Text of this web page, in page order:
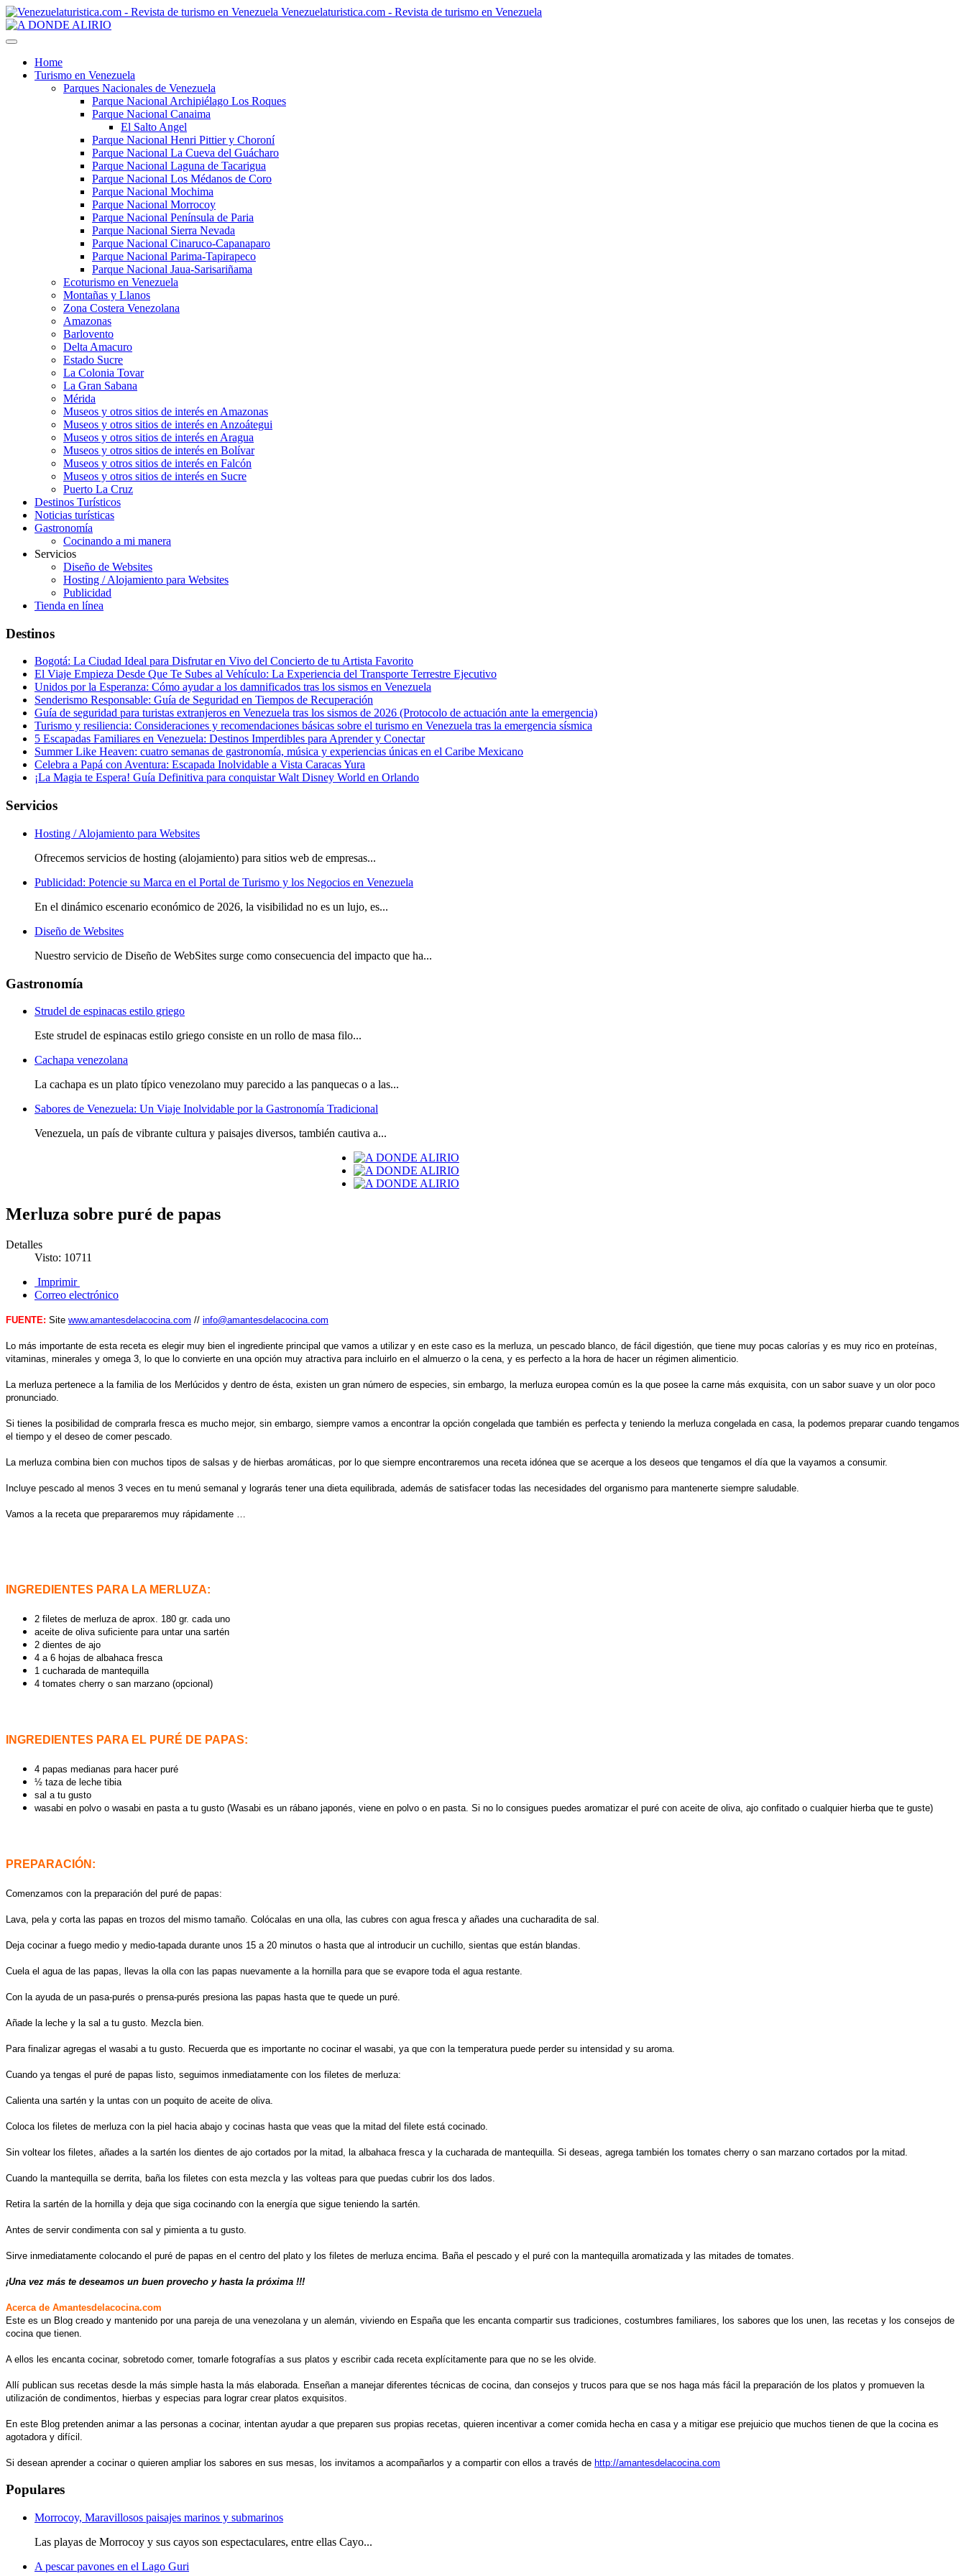
Venezuelaturistica.com - Revista de turismo en Venezuela
Home
Turismo en Venezuela
Parques Nacionales de Venezuela
Parque Nacional Archipiélago Los Roques
Parque Nacional Canaima
El Salto Angel
Parque Nacional Henri Pittier y Choroní
Parque Nacional La Cueva del Guácharo
Parque Nacional Laguna de Tacarigua
Parque Nacional Los Médanos de Coro
Parque Nacional Mochima
Parque Nacional Morrocoy
Parque Nacional Península de Paria
Parque Nacional Sierra Nevada
Parque Nacional Cinaruco-Capanaparo
Parque Nacional Parima-Tapirapeco
Parque Nacional Jaua-Sarisariñama
Ecoturismo en Venezuela
Montañas y Llanos
Zona Costera Venezolana
Amazonas
Barlovento
Delta Amacuro
Estado Sucre
La Colonia Tovar
La Gran Sabana
Mérida
Museos y otros sitios de interés en Amazonas
Museos y otros sitios de interés en Anzoátegui
Museos y otros sitios de interés en Aragua
Museos y otros sitios de interés en Bolívar
Museos y otros sitios de interés en Falcón
Museos y otros sitios de interés en Sucre
Puerto La Cruz
Destinos Turísticos
Noticias turísticas
Gastronomía
Cocinando a mi manera
Servicios
Diseño de Websites
Hosting / Alojamiento para Websites
Publicidad
Tienda en línea
Destinos
Bogotá: La Ciudad Ideal para Disfrutar en Vivo del Concierto de tu Artista Favorito
El Viaje Empieza Desde Que Te Subes al Vehículo: La Experiencia del Transporte Terrestre Ejecutivo
Unidos por la Esperanza: Cómo ayudar a los damnificados tras los sismos en Venezuela
Senderismo Responsable: Guía de Seguridad en Tiempos de Recuperación
Guía de seguridad para turistas extranjeros en Venezuela tras los sismos de 2026 (Protocolo de actuación ante la emergencia)
Turismo y resiliencia: Consideraciones y recomendaciones básicas sobre el turismo en Venezuela tras la emergencia sísmica
5 Escapadas Familiares en Venezuela: Destinos Imperdibles para Aprender y Conectar
Summer Like Heaven: cuatro semanas de gastronomía, música y experiencias únicas en el Caribe Mexicano
Celebra a Papá con Aventura: Escapada Inolvidable a Vista Caracas Yura
¡La Magia te Espera! Guía Definitiva para conquistar Walt Disney World en Orlando
Servicios
Hosting / Alojamiento para Websites
Ofrecemos servicios de hosting (alojamiento) para sitios web de empresas...
Publicidad: Potencie su Marca en el Portal de Turismo y los Negocios en Venezuela
En el dinámico escenario económico de 2026, la visibilidad no es un lujo, es...
Diseño de Websites
Nuestro servicio de Diseño de WebSites surge como consecuencia del impacto que ha...
Gastronomía
Strudel de espinacas estilo griego
Este strudel de espinacas estilo griego consiste en un rollo de masa filo...
Cachapa venezolana
La cachapa es un plato típico venezolano muy parecido a las panquecas o a las...
Sabores de Venezuela: Un Viaje Inolvidable por la Gastronomía Tradicional
Venezuela, un país de vibrante cultura y paisajes diversos, también cautiva a...
Merluza sobre puré de papas
Detalles
Visto: 10711
Imprimir
Correo electrónico
FUENTE: Site www.amantesdelacocina.com // info@amantesdelacocina.com
Lo más importante de esta receta es elegir muy bien el ingrediente principal que vamos a utilizar y en este caso es la merluza, un pescado blanco, de fácil digestión, que tiene muy pocas calorías y es muy rico en proteínas,
vitaminas, minerales y omega 3, lo que lo convierte en una opción muy atractiva para incluirlo en el almuerzo o la cena, y es perfecto a la hora de hacer un régimen alimenticio.
La merluza pertenece a la familia de los Merlúcidos y dentro de ésta, existen un gran número de especies, sin embargo, la merluza europea común es la que posee la carne más exquisita, con un sabor suave y un olor poco
pronunciado.
Si tienes la posibilidad de comprarla fresca es mucho mejor, sin embargo, siempre vamos a encontrar la opción congelada que también es perfecta y teniendo la merluza congelada en casa, la podemos preparar cuando tengamos
el tiempo y el deseo de comer pescado.
La merluza combina bien con muchos tipos de salsas y de hierbas aromáticas, por lo que siempre encontraremos una receta idónea que se acerque a los deseos que tengamos el día que la vayamos a consumir.
Incluye pescado al menos 3 veces en tu menú semanal y lograrás tener una dieta equilibrada, además de satisfacer todas las necesidades del organismo para mantenerte siempre saludable.
Vamos a la receta que prepararemos muy rápidamente …
INGREDIENTES PARA LA MERLUZA:
2 filetes de merluza de aprox. 180 gr. cada uno
aceite de oliva suficiente para untar una sartén
2 dientes de ajo
4 a 6 hojas de albahaca fresca
1 cucharada de mantequilla
4 tomates cherry o san marzano (opcional)
INGREDIENTES PARA EL PURÉ DE PAPAS:
4 papas medianas para hacer puré
½ taza de leche tibia
sal a tu gusto
wasabi en polvo o wasabi en pasta a tu gusto (Wasabi es un rábano japonés, viene en polvo o en pasta. Si no lo consigues puedes aromatizar el puré con aceite de oliva, ajo confitado o cualquier hierba que te guste)
PREPARACIÓN:
Comenzamos con la preparación del puré de papas:
Lava, pela y corta las papas en trozos del mismo tamaño. Colócalas en una olla, las cubres con agua fresca y añades una cucharadita de sal.
Deja cocinar a fuego medio y medio-tapada durante unos 15 a 20 minutos o hasta que al introducir un cuchillo, sientas que están blandas.
Cuela el agua de las papas, llevas la olla con las papas nuevamente a la hornilla para que se evapore toda el agua restante.
Con la ayuda de un pasa-purés o prensa-purés presiona las papas hasta que te quede un puré.
Añade la leche y la sal a tu gusto. Mezcla bien.
Para finalizar agregas el wasabi a tu gusto. Recuerda que es importante no cocinar el wasabi, ya que con la temperatura puede perder su intensidad y su aroma.
Cuando ya tengas el puré de papas listo, seguimos inmediatamente con los filetes de merluza:
Calienta una sartén y la untas con un poquito de aceite de oliva.
Coloca los filetes de merluza con la piel hacia abajo y cocinas hasta que veas que la mitad del filete está cocinado.
Sin voltear los filetes, añades a la sartén los dientes de ajo cortados por la mitad, la albahaca fresca y la cucharada de mantequilla. Si deseas, agrega también los tomates cherry o san marzano cortados por la mitad.
Cuando la mantequilla se derrita, baña los filetes con esta mezcla y las volteas para que puedas cubrir los dos lados.
Retira la sartén de la hornilla y deja que siga cocinando con la energía que sigue teniendo la sartén.
Antes de servir condimenta con sal y pimienta a tu gusto.
Sirve inmediatamente colocando el puré de papas en el centro del plato y los filetes de merluza encima. Baña el pescado y el puré con la mantequilla aromatizada y las mitades de tomates.
¡Una vez más te deseamos un buen provecho y hasta la próxima !!!
Acerca de Amantesdelacocina.com
Este es un Blog creado y mantenido por una pareja de una venezolana y un alemán, viviendo en España que les encanta compartir sus tradiciones, costumbres familiares, los sabores que los unen, las recetas y los consejos de
cocina que tienen.
A ellos les encanta cocinar, sobretodo comer, tomarle fotografías a sus platos y escribir cada receta explícitamente para que no se les olvide.
Allí publican sus recetas desde la más simple hasta la más elaborada. Enseñan a manejar diferentes técnicas de cocina, dan consejos y trucos para que se nos haga más fácil la preparación de los platos y promueven la
utilización de condimentos, hierbas y especias para lograr crear platos exquisitos.
En este Blog pretenden animar a las personas a cocinar, intentan ayudar a que preparen sus propias recetas, quieren incentivar a comer comida hecha en casa y a mitigar ese prejuicio que muchos tienen de que la cocina es
agotadora y difícil.
Si desean aprender a cocinar o quieren ampliar los sabores en sus mesas, los invitamos a acompañarlos y a compartir con ellos a través de http://amantesdelacocina.com
Populares
Morrocoy, Maravillosos paisajes marinos y submarinos
Las playas de Morrocoy y sus cayos son espectaculares, entre ellas Cayo...
A pescar pavones en el Lago Guri